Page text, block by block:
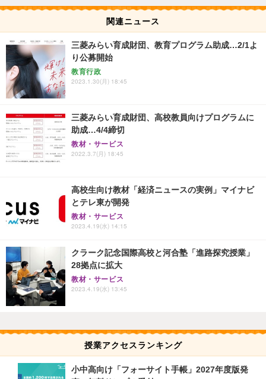
関連ニュース
三菱みらい育成財団、教育プログラム助成…2/1よ
り公募開始
教育行政
2023.1.30(月) 18:45
三菱みらい育成財団、高校教員向けプログラムに
助成…4/4締切
教材・サービス
2022.3.7(月) 18:45
高校生向け教材「経済ニュースの実例」マイナビ
とテレ東が開発
教材・サービス
2023.4.19(水) 14:15
クラーク記念国際高校と河合塾「進路探究授業」
28拠点に拡大
教材・サービス
2023.4.19(水) 13:45
授業アクセスランキング
小中高向け「フォーサイト手帳」2027年度版発